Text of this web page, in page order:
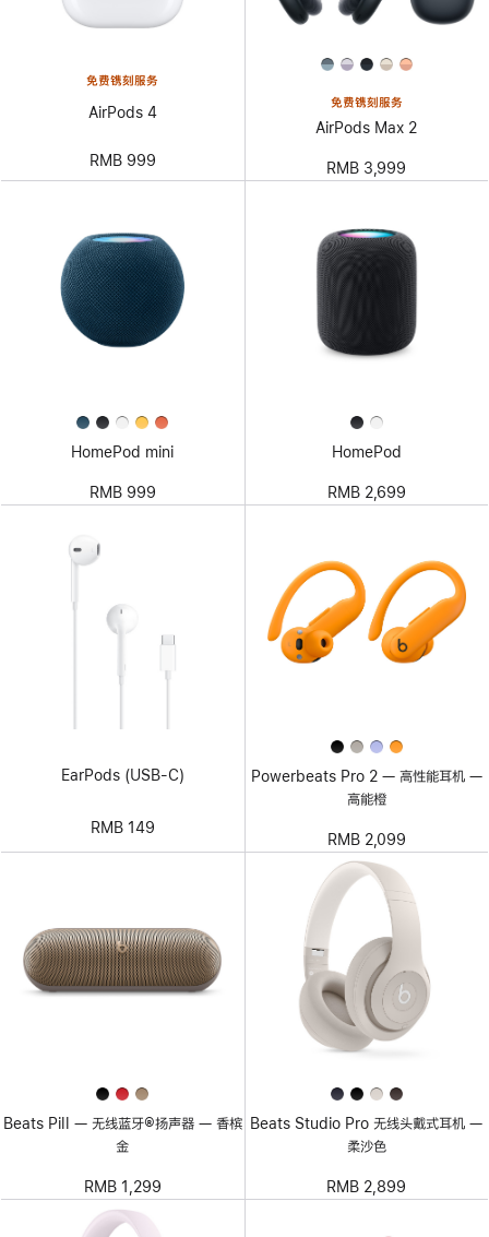
免费镌刻服务
AirPods 4
RMB 999
免费镌刻服务
AirPods Max 2
RMB 3,999
HomePod mini
RMB 999
HomePod
RMB 2,699
EarPods (USB-C)
RMB 149
Powerbeats Pro 2 — 高性能耳机 —
高能橙
RMB 2,099
Beats Pill — 无线蓝牙®扬声器 — 香槟
金
RMB 1,299
Beats Studio Pro 无线头戴式耳机 —
柔沙色
RMB 2,899